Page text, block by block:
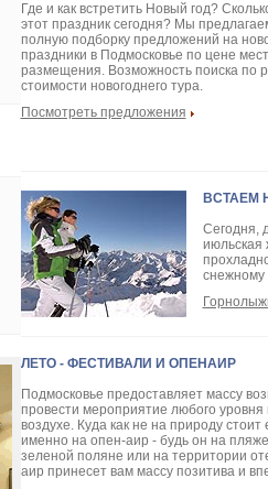
Где и как встретить Новый год?
этот праздник сегодня? Мы
полную подборку предложений на
праздники в Подмосковье по цене мест
размещения. Возможность поиска по
стоимости новогоднего тура.
Посмотреть предложения
ВСТАЕМ
Сегодня,
июльская
снежному
ЛЕТО - ФЕСТИВАЛИ И ОПЕНАИР
Подмосковье предоставляет массу
провести мероприятие любого уровня
воздухе. Куда как не на природу стоит
именно на опен-аир - будь он на
зеленой поляне или на территории
аир принесет вам массу позитива и